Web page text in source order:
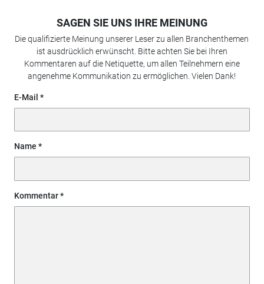
SAGEN SIE UNS IHRE MEINUNG
Die qualifizierte Meinung unserer Leser zu allen Branchenthemen
ist ausdrücklich erwünscht. Bitte achten Sie bei Ihren
Kommentaren auf die Netiquette, um allen Teilnehmern eine
angenehme Kommunikation zu ermöglichen. Vielen Dank!
E-Mail
Name
Kommentar